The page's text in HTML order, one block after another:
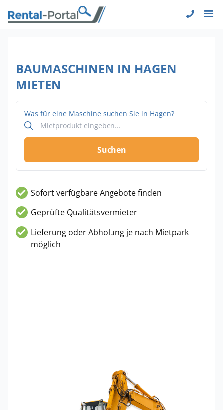
BAUMASCHINEN IN HAGEN
MIETEN
Was für eine Maschine suchen Sie in Hagen?
Suchen
Sofort verfügbare Angebote finden
Geprüfte Qualitätsvermieter
Lieferung oder Abholung je nach Mietpark
möglich